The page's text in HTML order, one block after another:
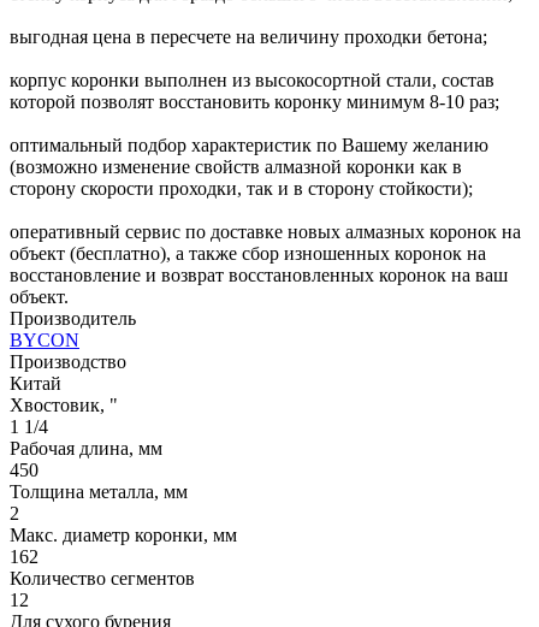
выгодная цена в пересчете на величину проходки бетона;
корпус коронки выполнен из высокосортной стали, состав
которой позволят восстановить коронку минимум 8-10 раз;
оптимальный подбор характеристик по Вашему желанию
(возможно изменение свойств алмазной коронки как в
сторону скорости проходки, так и в сторону стойкости);
оперативный сервис по доставке новых алмазных коронок на
объект (бесплатно), а также сбор изношенных коронок на
восстановление и возврат восстановленных коронок на ваш
объект.
Производитель
BYCON
Производство
Китай
Хвостовик, "
1 1/4
Рабочая длина, мм
450
Толщина металла, мм
2
Макс. диаметр коронки, мм
162
Количество сегментов
12
Для сухого бурения